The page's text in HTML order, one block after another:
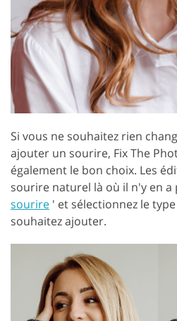
Si vous ne souhaitez rien
ajouter un sourire, Fix The
également le bon choix. Les
sourire naturel là où il n'y en a
sourire ' et sélectionnez le
souhaitez ajouter.